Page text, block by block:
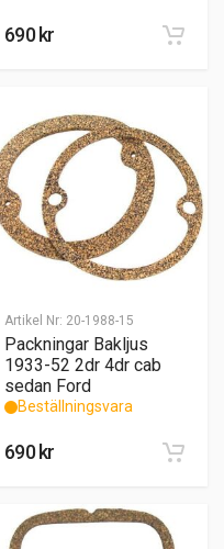
690 kr
Artikel Nr: 20-1988-15
Packningar Bakljus
1933-52 2dr 4dr cab
sedan Ford
Beställningsvara
690kr